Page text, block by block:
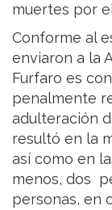
muertes por
Conforme al
enviaron a la
Furfaro es
penalmente
adulteración
resultó en la
así como en
menos, dos
personas, en